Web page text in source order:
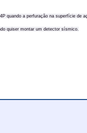
quando a perfuração na superfície de
quiser montar um detector sísmico.